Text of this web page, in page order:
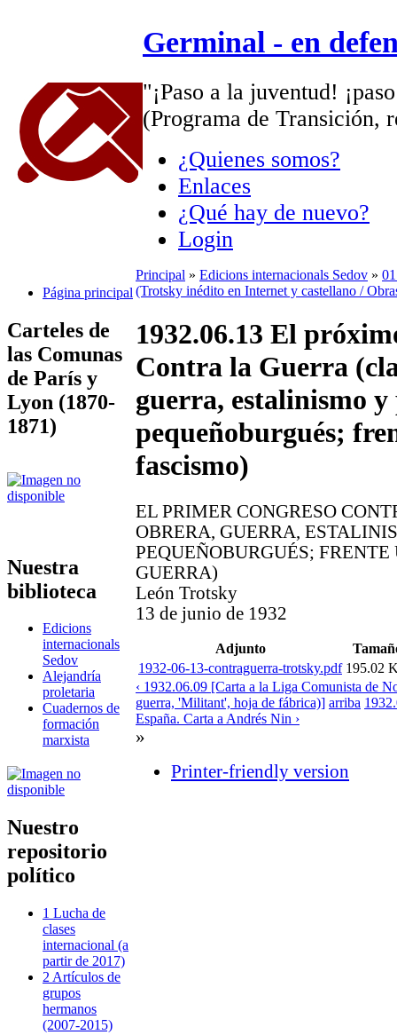
Germinal - en
"¡Paso a la juventud!
(Programa de Transición,
¿Quienes somos?
Enlaces
¿Qué hay de nuevo?
Login
Página principal
Carteles de
las Comunas
de París y
Lyon (1870-
1871)
Nuestra
biblioteca
Edicions
internacionals
Sedov
Alejandría
proletaria
Cuadernos de
formación
marxista
Nuestro
repositorio
político
1 Lucha de
clases
internacional (a
partir de 2017)
2 Artículos de
grupos
hermanos
(2007-2015)
Principal » Edicions internacionals Sedov »
(Trotsky inédito en Internet y castellano /
1932.06.13 El
Contra la Guerra
guerra, estalinismo
pequeñoburgués;
fascismo)
EL PRIMER CONGRESO
OBRERA, GUERRA,
PEQUEÑOBURGUÉS;
GUERRA)
León Trotsky
13 de junio de 1932
Adjunto
1932-06-13-contraguerra-trotsky.pdf 195.02
‹ 1932.06.09 [Carta a la Liga Comunista de
guerra, 'Militant', hoja de fábrica)] arriba
España. Carta a Andrés Nin ›
»
Printer-friendly version